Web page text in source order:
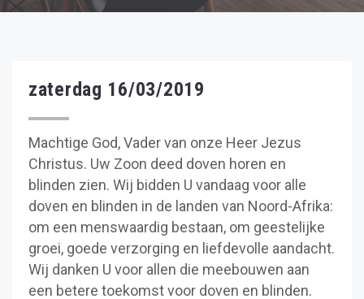
zaterdag 16/03/2019
Machtige God, Vader van onze Heer Jezus
Christus. Uw Zoon deed doven horen en
blinden zien. Wij bidden U vandaag voor alle
doven en blinden in de landen van Noord-Afrika:
om een menswaardig bestaan, om geestelijke
groei, goede verzorging en liefdevolle aandacht.
Wij danken U voor allen die meebouwen aan
een betere toekomst voor doven en blinden.